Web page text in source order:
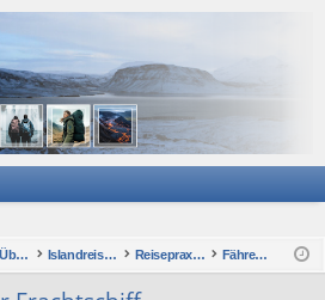
Foren-Übersicht Islandreise Forum Reisepraxis - Anreise nach Island Fähre Norröna oder Frachtschiff